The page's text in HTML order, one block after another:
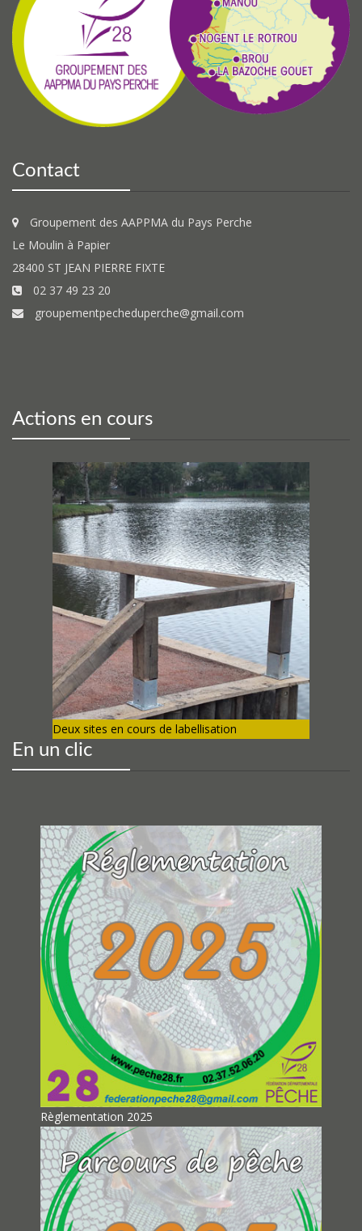
Contact
Groupement des AAPPMA du Pays Perche
Le Moulin à Papier
28400 ST JEAN PIERRE FIXTE
02 37 49 23 20
groupementpecheduperche@gmail.com
Actions en cours
Deux sites en cours de labellisation
En un clic
Règlementation 2025